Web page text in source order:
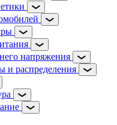
напряжения
и распределения